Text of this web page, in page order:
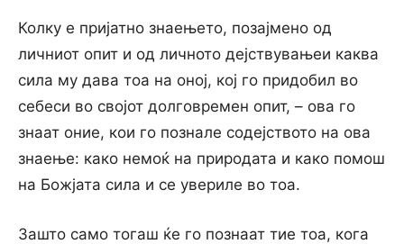
Колку е пријатно знаењето, позајмено од
личниот опит и од личното дејствувањеи каква
сила му дава тоа на оној, кој го придобил во
себеси во својот долговремен опит, – ова го
знаат оние, кои го познале содејството на ова
знаење: како немоќ на природата и како помош
на Божјата сила и се увериле во тоа.
Зашто само тогаш ќе го познаат тие тоа, кога